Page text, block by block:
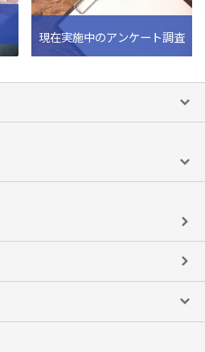
現在実施中のアンケート調査